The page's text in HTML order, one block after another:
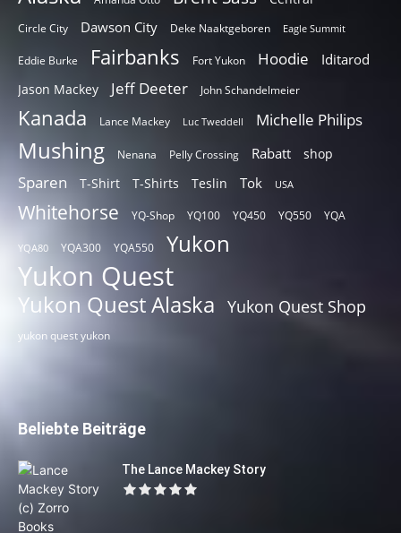
Circle City Dawson City Deke Naaktgeboren Eagle Summit
Eddie Burke Fairbanks Fort Yukon Hoodie Iditarod
Jason Mackey Jeff Deeter John Schandelmeier
Kanada Lance Mackey Luc Tweddell Michelle Philips
Mushing Nenana Pelly Crossing Rabatt shop
Sparen T-Shirt T-Shirts Teslin Tok USA
Whitehorse YQ-Shop YQ100 YQ450 YQ550 YQA
YQA80 YQA300 YQA550 Yukon
Yukon Quest
Yukon Quest Alaska Yukon Quest Shop
yukon quest yukon
Beliebte Beiträge
The Lance Mackey Story